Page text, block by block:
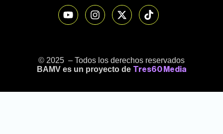
© 2025 – Todos los derechos reservados
BAMV es un proyecto de Tres60 Media